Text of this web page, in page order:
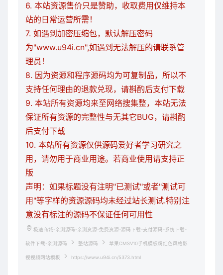
6. 本站资源售价只是赞助，收取费用仅维持本
站的日常运营所需！
7. 如遇到加密压缩包，默认解压密码
为"www.u94i.cn",如遇到无法解压的请联系管
理员！
8. 因为资源和程序源码均为可复制品，所以不
支持任何理由的退款兑现，请斟酌后支付下载
9. 本站所有资源均来至网络搜集整，本站无法
保证所有资源的完整性与无其它BUG，请斟酌
后支付下载
10. 本站所有资源仅供源码爱好者学习研究之
用，请勿用于商业用途。若商业使用请支持正
版
声明：如果标题没有注明"已测试"或者"测试可
用"等字样的资源源码均未经过站长测试.特别注
意没有标注的源码不保证任何可用性
极速商城-亲测源码-亲测资源-免费资源-源码下载-支付源码-系统下载-
软件下载-亲测源码 整站源码 苹果CMSV10手机模板粉红色风格影
视视频网站模板 https://www.u94i.cn/5373.html